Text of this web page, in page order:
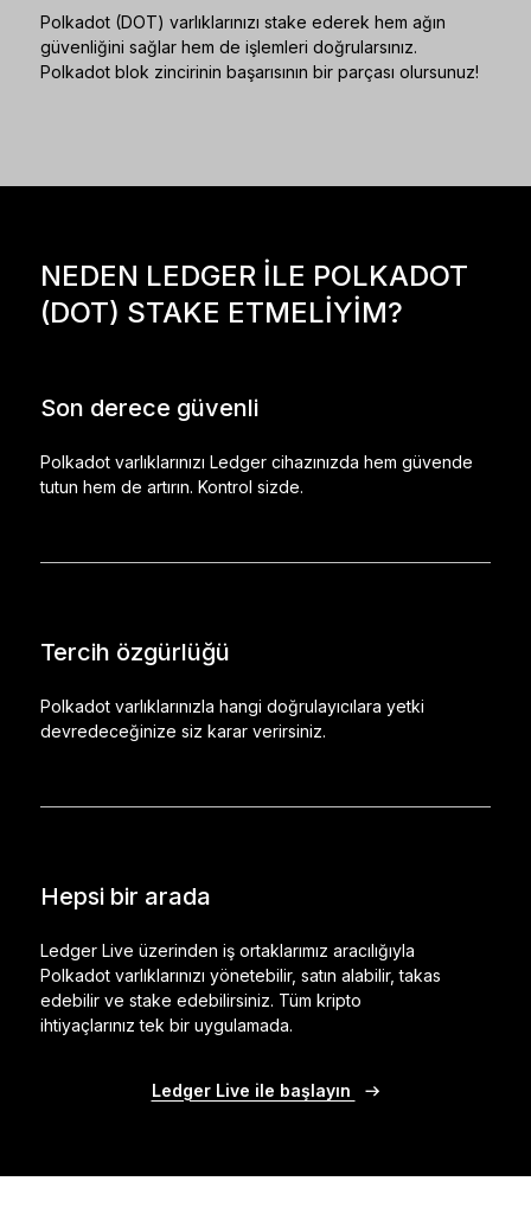
Polkadot (DOT) varlıklarınızı stake ederek hem ağın
güvenliğini sağlar hem de işlemleri doğrularsınız.
Polkadot blok zincirinin başarısının bir parçası olursunuz!
NEDEN LEDGER ILE POLKADOT
(DOT) STAKE ETMELIYIM?
Son derece güvenli
Polkadot varlıklarınızı Ledger cihazınızda hem güvende
tutun hem de artırın. Kontrol sizde.
Tercih özgürlüğü
Polkadot varlıklarınızla hangi doğrulayıcılara yetki
devredeceğinize siz karar verirsiniz.
Hepsi bir arada
Ledger Live üzerinden iş ortaklarımız aracılığıyla
Polkadot varlıklarınızı yönetebilir, satın alabilir, takas
edebilir ve stake edebilirsiniz. Tüm kripto
ihtiyaçlarınız tek bir uygulamada.
Ledger Live ile başlayın